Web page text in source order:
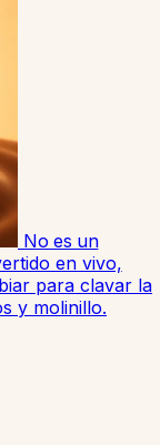
No es un
en vivo,
para clavar la
y molinillo.